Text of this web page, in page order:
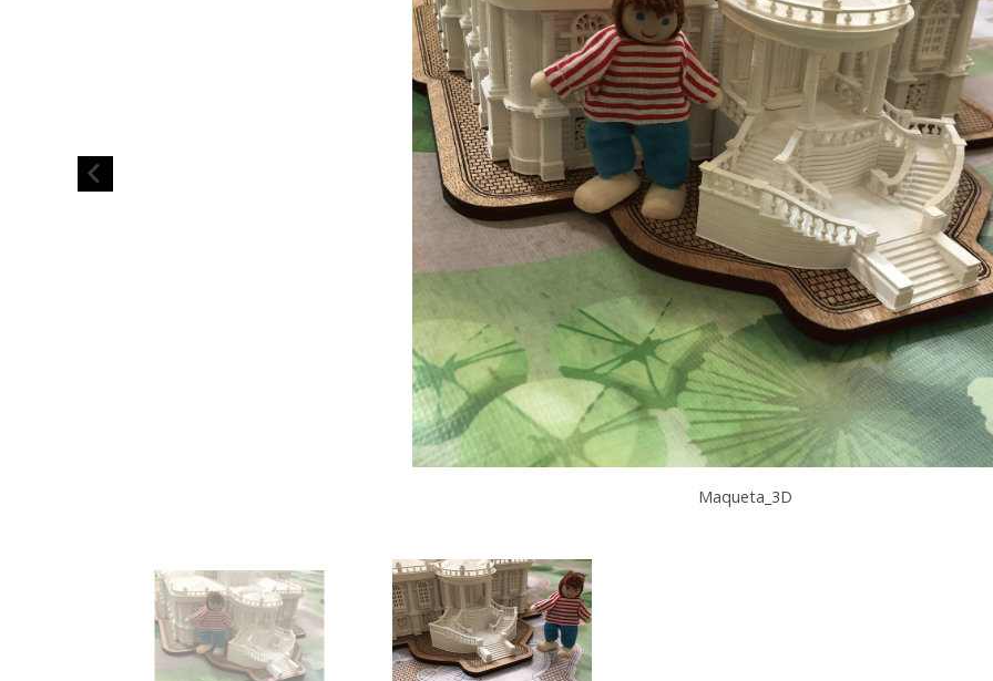
Maqueta_3D